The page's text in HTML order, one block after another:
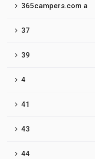
365campers.com a
37
39
4
41
43
44